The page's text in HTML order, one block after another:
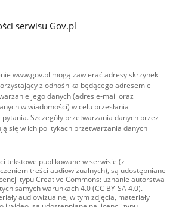
serwisu Gov.pl
www.gov.pl mogą zawierać adresy skrzynek
z odnośnika będącego adresem e-
jego danych (adres e-mail oraz
w wiadomości) w celu przesłania
Szczegóły przetwarzania danych przez
się w ich politykach przetwarzania danych
tekstowe publikowane w serwisie (z
treści audiowizualnych), są udostępniane
typu Creative Commons: uznanie autorstwa
samych warunkach 4.0 (CC BY-SA 4.0).
audiowizualne, w tym zdjęcia, materiały